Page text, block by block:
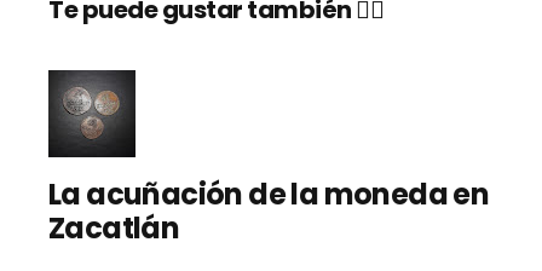
Te puede gustar también 👇🏼
La acuñación de la moneda en
Zacatlán